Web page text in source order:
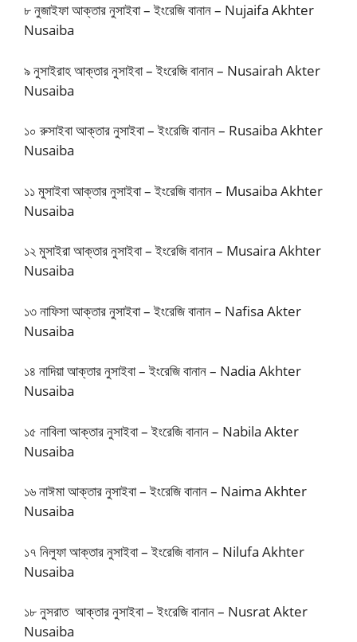
৮ নুজাইফা আক্তার নুসাইবা – ইংরেজি বানান – Nujaifa Akhter
Nusaiba
৯ নুসাইরাহ আক্তার নুসাইবা – ইংরেজি বানান – Nusairah Akter
Nusaiba
১০ রুসাইবা আক্তার নুসাইবা – ইংরেজি বানান – Rusaiba Akhter
Nusaiba
১১ মুসাইবা আক্তার নুসাইবা – ইংরেজি বানান – Musaiba Akhter
Nusaiba
১২ মুসাইরা আক্তার নুসাইবা – ইংরেজি বানান – Musaira Akhter
Nusaiba
১৩ নাফিসা আক্তার নুসাইবা – ইংরেজি বানান – Nafisa Akter
Nusaiba
১৪ নাদিয়া আক্তার নুসাইবা – ইংরেজি বানান – Nadia Akhter
Nusaiba
১৫ নাবিলা আক্তার নুসাইবা – ইংরেজি বানান – Nabila Akter
Nusaiba
১৬ নাঈমা আক্তার নুসাইবা – ইংরেজি বানান – Naima Akhter
Nusaiba
১৭ নিলুফা আক্তার নুসাইবা – ইংরেজি বানান – Nilufa Akhter
Nusaiba
১৮ নুসরাত আক্তার নুসাইবা – ইংরেজি বানান – Nusrat Akter
Nusaiba